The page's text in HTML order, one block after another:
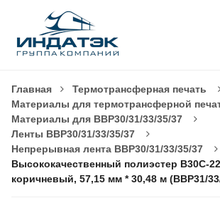
Главная
Термотрансферная печать
Материалы для термотрансферной
Материалы для BBP30/31/33/35/37
Ленты BBP30/31/33/35/37
Непрерывная лента BBP30/31/33/35/37
Высококачественный полиэстер B30C-
коричневый, 57,15 мм * 30,48 м (BBP31/